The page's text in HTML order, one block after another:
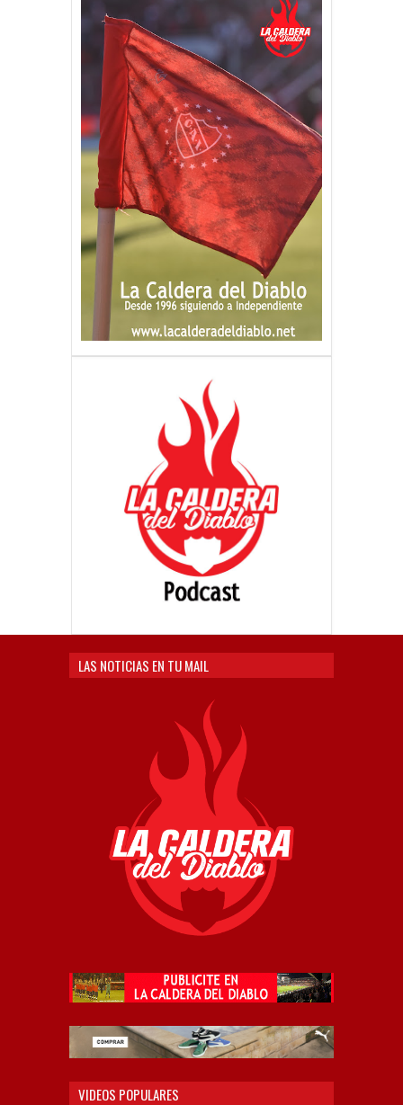
LAS NOTICIAS EN TU MAIL
VIDEOS POPULARES